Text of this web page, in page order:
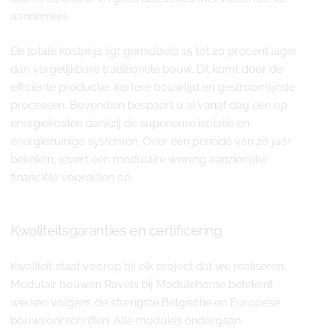
aannemers.
De totale kostprijs ligt gemiddeld 15 tot 20 procent lager
dan vergelijkbare traditionele bouw. Dit komt door de
efficiënte productie, kortere bouwtijd en gestroomlijnde
processen. Bovendien bespaart u al vanaf dag één op
energiekosten dankzij de superieure isolatie en
energiezuinige systemen. Over een periode van 20 jaar
bekeken, levert een modulaire woning aanzienlijke
financiële voordelen op.
Kwaliteitsgaranties en certificering
Kwaliteit staat voorop bij elk project dat we realiseren.
Modulair bouwen Ravels bij Modulehome betekent
werken volgens de strengste Belgische en Europese
bouwvoorschriften. Alle modules ondergaan